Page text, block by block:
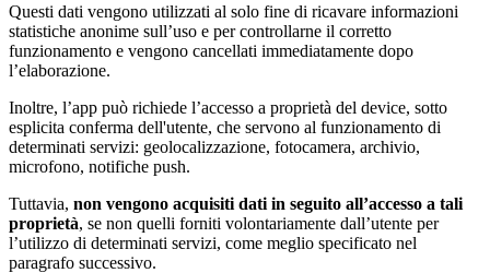
Questi dati vengono utilizzati al solo fine di ricavare informazioni
statistiche anonime sull’uso e per controllarne il corretto
funzionamento e vengono cancellati immediatamente dopo
l’elaborazione.
Inoltre, l’app può richiede l’accesso a proprietà del device, sotto
esplicita conferma dell'utente, che servono al funzionamento di
determinati servizi: geolocalizzazione, fotocamera, archivio,
microfono, notifiche push.
Tuttavia, non vengono acquisiti dati in seguito all’accesso a tali
proprietà, se non quelli forniti volontariamente dall’utente per
l’utilizzo di determinati servizi, come meglio specificato nel
paragrafo successivo.